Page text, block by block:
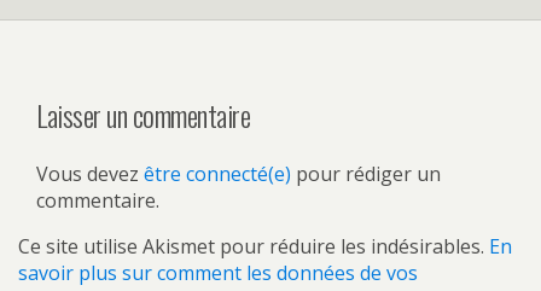
Laisser un commentaire
Vous devez être connecté(e) pour rédiger un
commentaire.
Ce site utilise Akismet pour réduire les indésirables. En
savoir plus sur comment les données de vos